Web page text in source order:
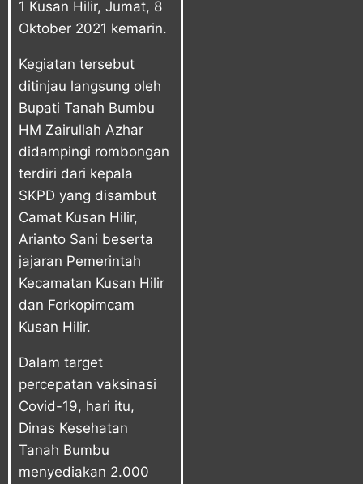
1 Kusan Hilir, Jumat, 8
Oktober 2021 kemarin.
Kegiatan tersebut
ditinjau langsung oleh
Bupati Tanah Bumbu
HM Zairullah Azhar
didampingi rombongan
terdiri dari kepala
SKPD yang disambut
Camat Kusan Hilir,
Arianto Sani beserta
jajaran Pemerintah
Kecamatan Kusan Hilir
dan Forkopimcam
Kusan Hilir.
Dalam target
percepatan vaksinasi
Covid-19, hari itu,
Dinas Kesehatan
Tanah Bumbu
menyediakan 2.000